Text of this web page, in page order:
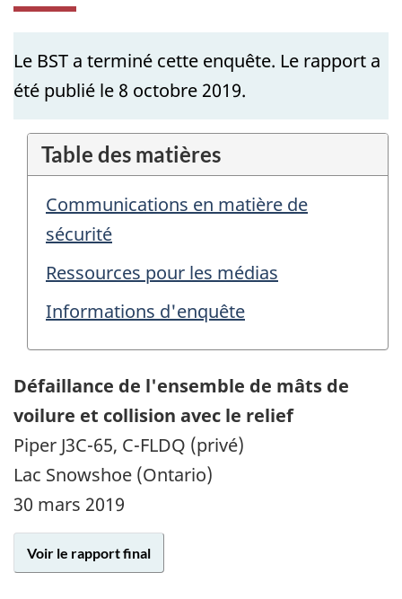
Le BST a terminé cette enquête. Le rapport a
été publié le 8 octobre 2019.
Table des matières
Communications en matière de
sécurité
Ressources pour les médias
Informations d'enquête
Défaillance de l'ensemble de mâts de
voilure et collision avec le relief
Piper J3C-65, C-FLDQ (privé)
Lac Snowshoe (Ontario)
30 mars 2019
Voir le rapport final